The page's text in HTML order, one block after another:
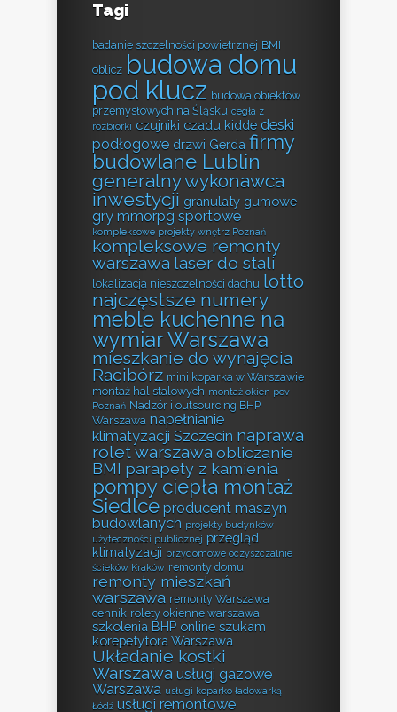
Tagi
badanie szczelności powietrznej BMI
oblicz budowa domu
pod klucz budowa obiektów
przemysłowych na Śląsku cegła z
rozbiórki czujniki czadu kidde deski
podłogowe drzwi Gerda firmy
budowlane Lublin
generalny wykonawca
inwestycji granulaty gumowe
gry mmorpg sportowe
kompleksowe projekty wnętrz Poznań
kompleksowe remonty
warszawa laser do stali
lokalizacja nieszczelności dachu lotto
najczęstsze numery
meble kuchenne na
wymiar Warszawa
mieszkanie do wynajęcia
Racibórz mini koparka w Warszawie
montaż hal stalowych montaż okien pcv
Poznań Nadzór i outsourcing BHP
Warszawa napełnianie
klimatyzacji Szczecin naprawa
rolet warszawa obliczanie
BMI parapety z kamienia
pompy ciepła montaż
Siedlce producent maszyn
budowlanych projekty budynków
użyteczności publicznej przegląd
klimatyzacji przydomowe oczyszczalnie
ścieków Kraków remonty domu
remonty mieszkań
warszawa remonty Warszawa
cennik rolety okienne warszawa
szkolenia BHP online szukam
korepetytora Warszawa
Układanie kostki
Warszawa usługi gazowe
Warszawa usługi koparko ładowarką
Łódź usługi remontowe